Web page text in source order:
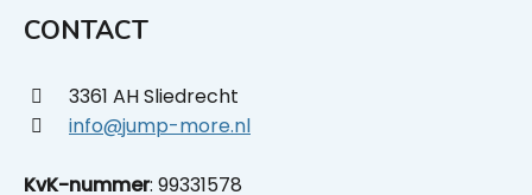
CONTACT
3361 AH Sliedrecht
info@jump-more.nl
KvK-nummer: 99331578